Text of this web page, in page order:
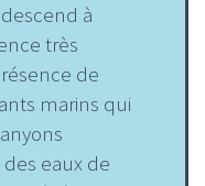
à
très
de
marins qui
eaux de